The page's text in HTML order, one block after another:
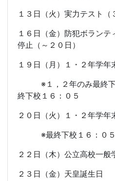
１３日（火）実力テスト（
１６日（金）防犯ボラン
停止（～２０日）
１９日（月）１・２年学年
※１，２年のみ最終下
終下校１６：０５
２０日（火）１・２年学年
※最終下校１６：０５
２２日（木）公立高校一般
２３日（金）天皇誕生日